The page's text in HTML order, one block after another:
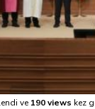
ve 190 views kez